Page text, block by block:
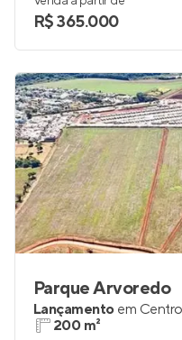
R$ 365.000
Parque Arvoredo
Lançamento em Centro
200 m²